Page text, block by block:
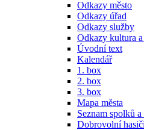
Odkazy město
Odkazy úřad
Odkazy služby
Odkazy kultura
Úvodní text
Kalendář
1. box
2. box
3. box
Mapa města
Seznam spolků
Dobrovolní